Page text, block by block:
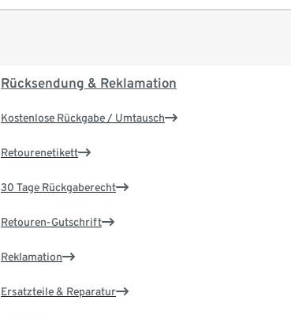
Rücksendung & Reklamation
Kostenlose Rückgabe / Umtausch
Retourenetikett
30 Tage Rückgaberecht
Retouren-Gutschrift
Reklamation
Ersatzteile & Reparatur